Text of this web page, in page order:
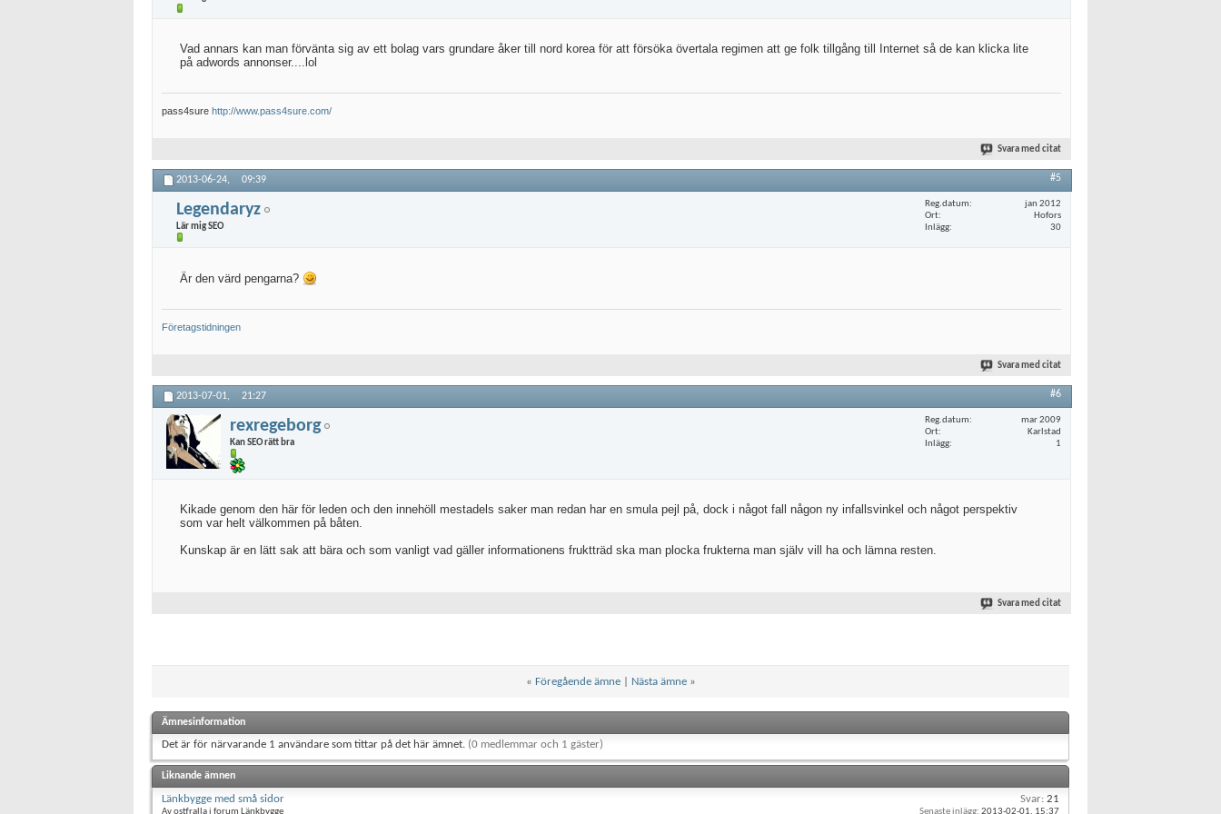
Vad annars kan man förvänta sig av ett bolag vars grundare åker till nord korea för att försöka övertala regimen att ge folk tillgång till Internet så de kan klicka lite
på adwords annonser....lol
pass4sure http://www.pass4sure.com/
Svara med citat
2013-06-24, 09:39 #5
Legendaryz
Lär mig SEO
Reg.datum
jan 2012
Ort
Hofors
Inlägg
30
Är den värd pengarna?
Företagstidningen
Svara med citat
2013-07-01, 21:27 #6
rexregeborg
Kan SEO rätt bra
Reg.datum
mar 2009
Ort
Karlstad
Inlägg
1
Kikade genom den här för leden och den innehöll mestadels saker man redan har en smula pejl på, dock i något fall någon ny infallsvinkel och något perspektiv
som var helt välkommen på båten.
Kunskap är en lätt sak att bära och som vanligt vad gäller informationens fruktträd ska man plocka frukterna man själv vill ha och lämna resten.
Svara med citat
« Föregående ämne| Nästa ämne »
Ämnesinformation
Det är för närvarande 1 användare som tittar på det här ämnet. (0 medlemmar och 1 gäster)
Liknande ämnen
Länkbygge med små sidor
Av ostfralla i forum Länkbygge
Svar: 21
Senaste inlägg: 2013-02-01, 15:37